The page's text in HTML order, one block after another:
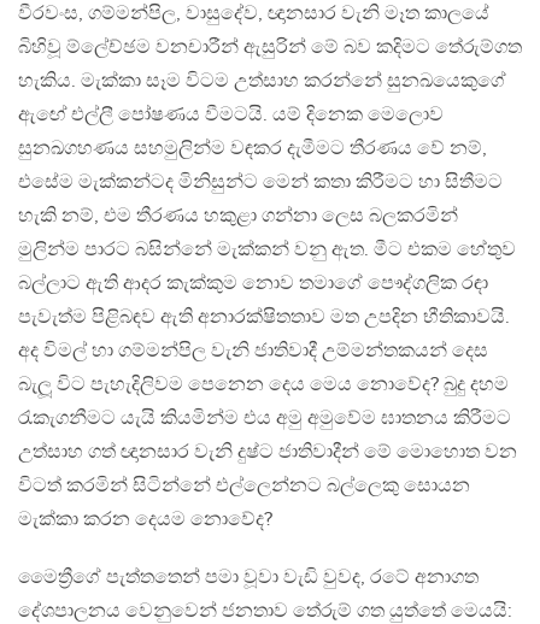
වීරවංස, ගම්මන්පිල, වාසුදේව, ඥානසාර වැනි මෑත කාලයේ
බිහිවූ ම්ලේච්ඡම වනචාරීන් ඇසුරින් මේ බව කදිමට තේරුම්ගත
හැකිය. මැක්කා සෑම විටම උත්සාහ කරන්නේ සුනඛයෙකුගේ
ඇඟේ එල්ලී පෝෂණය වීමටයි. යම් දිනෙක මෙලොව
සුනඛගහණය සහමුලින්ම වඳකර දැමීමට තීරණය වේ නම්,
එසේම මැක්කන්ටද මිනිසුන්ට මෙන් කතා කිරීමට හා සිතීමට
හැකි නම්, එම තීරණය හකුළා ගන්නා ලෙස බලකරමින්
මුලින්ම පාරට බසින්නේ මැක්කන් වනු ඇත. මීට එකම හේතුව
බල්ලාට ඇති ආදර කැක්කුම නොව තමාගේ පෞද්ගලික රඳා
පැවැත්ම පිළිබඳව ඇති අනාරක්ෂිතතාව මත උපදින භීතිකාවයි.
අද විමල් හා ගම්මන්පිල වැනි ජාතිවාදී උම්මන්තකයන් දෙස
බැලූ විට පැහැදිලිවම පෙනෙන දෙය මෙය නොවේද? බුදු දහම
රැකැගනීමට යැයි කියමින්ම එය අමු අමුවේම ඝාතනය කිරීමට
උත්සාහ ගත් ඥානසාර වැනි දුෂ්ට ජාතිවාදීන් මේ මොහොත වන
විටත් කරමින් සිටින්නේ එල්ලෙන්නට බල්ලෙකු සොයන
මැක්කා කරන දෙයම නොවේද?
මෛත්‍රීගේ පැත්තතෙන් පමා වූවා වැඩි වුවද, රටේ අනාගත
දේශපාලනය වෙනුවෙන් ජනතාව තේරුම් ගත යුත්තේ මෙයයි: